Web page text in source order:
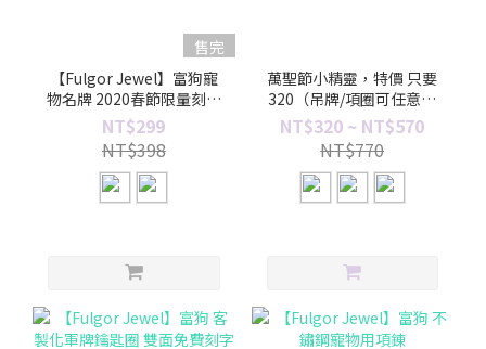
售完
【Fulgor Jewel】富狗寵
物名牌 2020春節限量刻字
吊牌 免費刻字
NT$299
NT$398
萬聖節小精靈，特價 只要
320（吊牌/項圈可任意搭
配）
NT$320 ~ NT$570
NT$770